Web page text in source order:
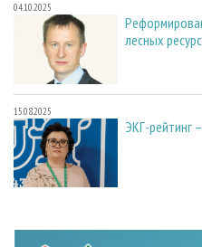
04.10.2025
лесных
15.08.2025
ЭКГ-рейтинг